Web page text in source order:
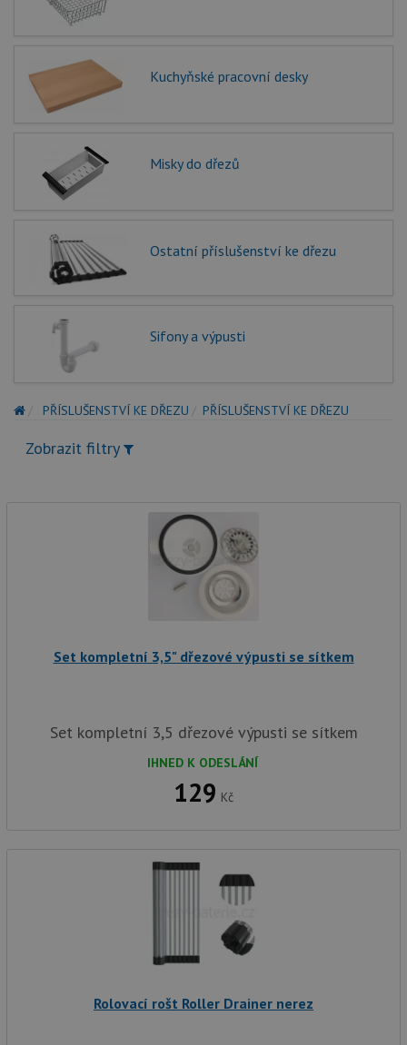
Kuchyňské pracovní desky
Misky do dřezů
Ostatní příslušenství ke dřezu
Sifony a výpusti
PŘÍSLUŠENSTVÍ KE DŘEZU PŘÍSLUŠENSTVÍ KE DŘEZU
Zobrazit filtry
Set kompletní 3,5" dřezové výpusti se sítkem
Set kompletní 3,5 dřezové výpusti se sítkem
IHNED K ODESLÁNÍ
129 Kč
Rolovací rošt Roller Drainer nerez